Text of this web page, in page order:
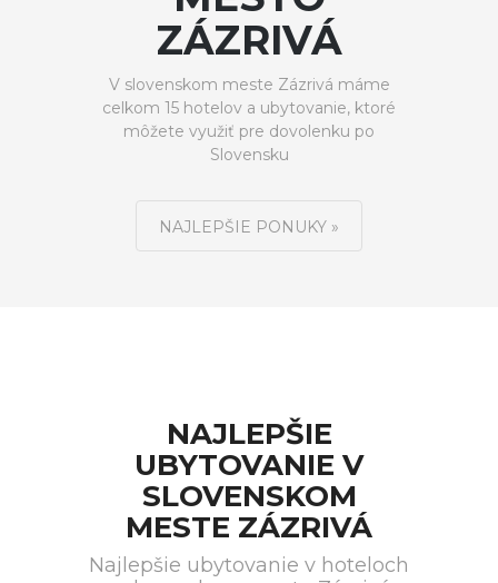
ZÁZRIVÁ
V slovenskom meste Zázrivá máme
celkom 15 hotelov a ubytovanie, ktoré
môžete využiť pre dovolenku po
Slovensku
NAJLEPŠIE PONUKY »
NAJLEPŠIE
UBYTOVANIE V
SLOVENSKOM
MESTE ZÁZRIVÁ
Najlepšie ubytovanie v hoteloch